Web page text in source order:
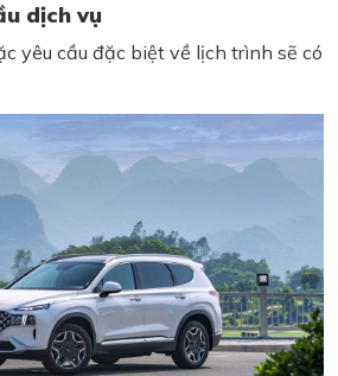
dịch vụ
yêu cầu đặc biệt về lịch trình sẽ có